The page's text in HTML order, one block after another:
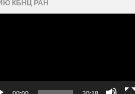
КБНЦ РАН